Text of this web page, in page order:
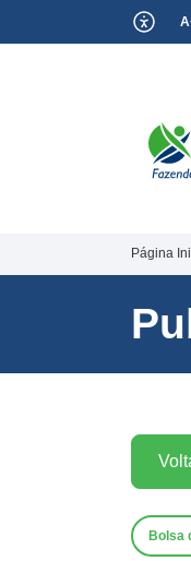
Página
Bolsa